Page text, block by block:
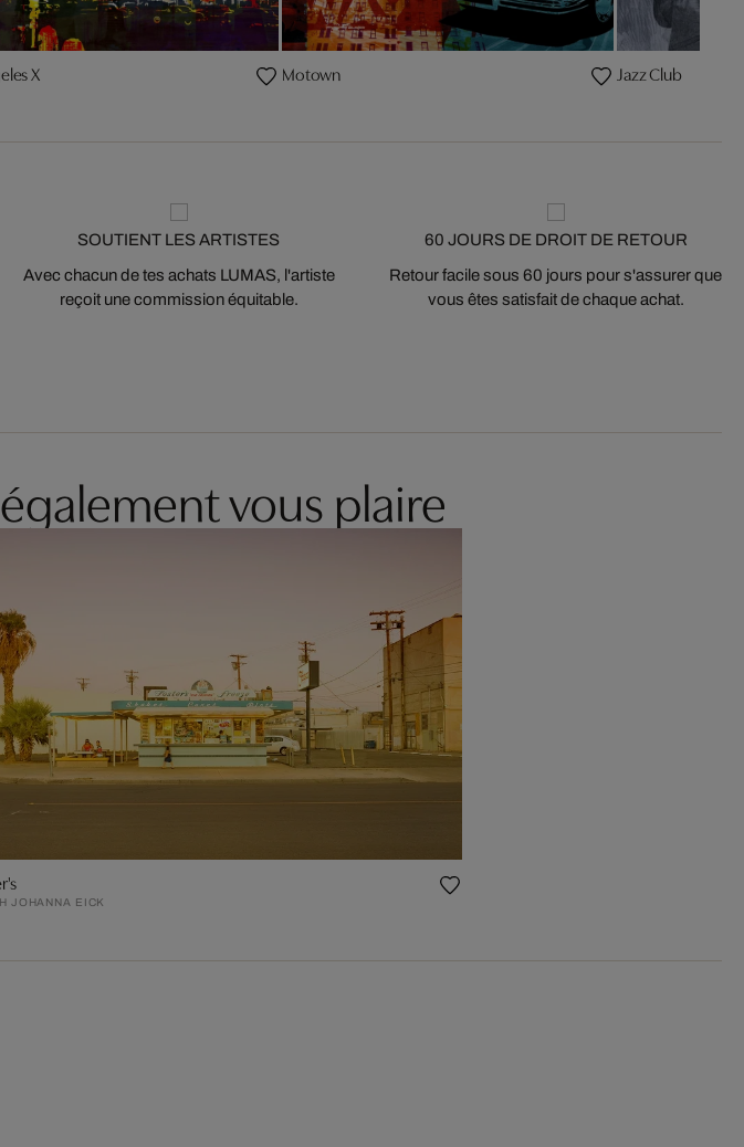
X Motown Jazz Club
SOUTIENT LES ARTISTES
Avec chacun de tes achats LUMAS, l'artiste
reçoit une commission équitable.
60 JOURS DE DROIT DE RETOUR
Retour facile sous 60 jours pour s'assurer que
vous êtes satisfait de chaque achat.
vous plaire
JOHANNA EICK